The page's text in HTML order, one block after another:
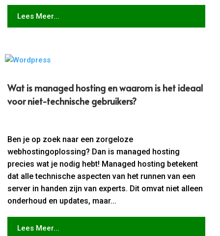
Lees Meer...
Wat is managed hosting en waarom is het ideaal
voor niet-technische gebruikers?
Ben je op zoek naar een zorgeloze
webhostingoplossing? Dan is managed hosting
precies wat je nodig hebt! Managed hosting betekent
dat alle technische aspecten van het runnen van een
server in handen zijn van experts. Dit omvat niet alleen
onderhoud en updates, maar...
Lees Meer...